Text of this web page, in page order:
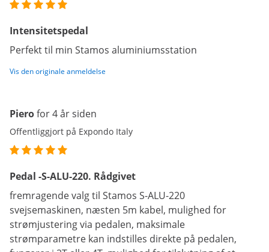
Intensitetspedal
Perfekt til min Stamos aluminiumsstation
Vis den originale anmeldelse
Pierofor 4 år siden
Offentliggjort på Expondo Italy
Pedal -S-ALU-220. Rådgivet
fremragende valg til Stamos S-ALU-220
svejsemaskinen, næsten 5m kabel, mulighed for
strømjustering via pedalen, maksimale
strømparametre kan indstilles direkte på pedalen,